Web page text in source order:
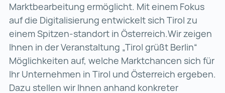
Marktbearbeitung ermöglicht. Mit einem Fokus
auf die Digitalisierung entwickelt sich Tirol zu
einem Spitzen-standort in Österreich.Wir zeigen
Ihnen in der Veranstaltung „Tirol grüßt Berlin“
Möglichkeiten auf, welche Marktchancen sich für
Ihr Unternehmen in Tirol und Österreich ergeben.
Dazu stellen wir Ihnen anhand konkreter